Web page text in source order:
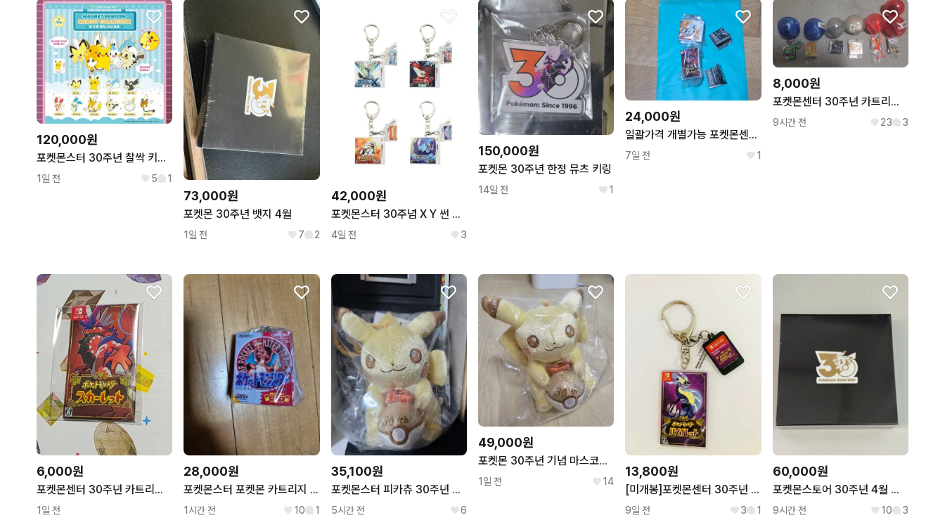
120,000원
포켓몬스터 30주년 찰싹 키링 일괄 판매
1일 전 5 1
73,000원
포켓몬 30주년 뱃지 4월
1일 전 7 2
42,000원
포켓몬스터 30주념 X Y 썬 문 카트리지 키링
4일 전 3
150,000원
포켓몬 30주년 한정 뮤츠 키링
14일 전 1
24,000원
일괄가격 개별가능 포켓몬센터 포켓몬 30주년 카트리지 키링 썬, 스칼렛 판매
7일 전 1
8,000원
포켓몬센터 30주년 카트리지 키링 미개봉
9시간 전 23 3
6,000원
포켓몬센터 30주년 카트리지 패키지 마그넷 스칼렛 코라이돈
1일 전
28,000원
포켓몬스터 포켓몬 카트리지 레드 키링
1시간 전 10 1
35,100원
포켓몬스터 피카츄 30주년 기념 키링
5시간 전 6
49,000원
포켓몬 30주년 기념 마스코트 피카츄 키링
1일 전 14
13,800원
[미개봉]포켓몬센터 30주년 한정 카트리지 키링 가챠-바이올렛
9일 전 3 1
60,000원
포켓몬스토어 30주년 4월 뱃지
9시간 전 10 3